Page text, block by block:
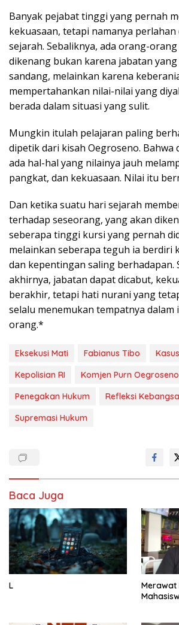
Banyak pejabat tinggi yang pernah
kekuasaan, tetapi namanya
sejarah. Sebaliknya, ada orang-
dikenang bukan karena jabatan
sandang, melainkan karena
mempertahankan nilai-nilai yang
berada dalam situasi yang sulit.
Mungkin itulah pelajaran paling
dipetik dari kisah Oegroseno. Bahwa
ada hal-hal yang nilainya jauh
pangkat, dan kekuasaan. Nilai itu
Dan ketika suatu hari sejarah
terhadap seseorang, yang akan
seberapa tinggi kursi yang pernah
melainkan seberapa teguh ia berdiri
dan kepentingan saling berhadapan.
akhirnya, jabatan dapat dicabut,
berakhir, tetapi hati nurani yang
selalu menemukan tempatnya dalam
orang.*
Eksekusi Mati Fabianus Tibo
Kepolisian RI
Komjen Purn Oegroseno
Penegakan Hukum
Refleksi
Supremasi Hukum
Baca Juga
L
Merawat